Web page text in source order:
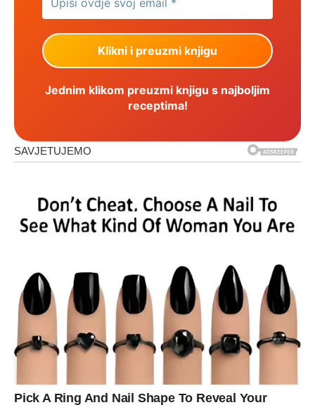
Jednim klikom preuzmi knjigu s najboljim
receptima!